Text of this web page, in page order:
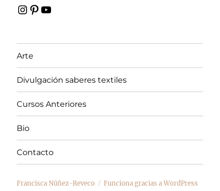
Instagram
Pinterest
YouTube
Arte
Divulgación saberes textiles
Cursos Anteriores
Bio
Contacto
Francisca Núñez-Reveco Funciona gracias a WordPress